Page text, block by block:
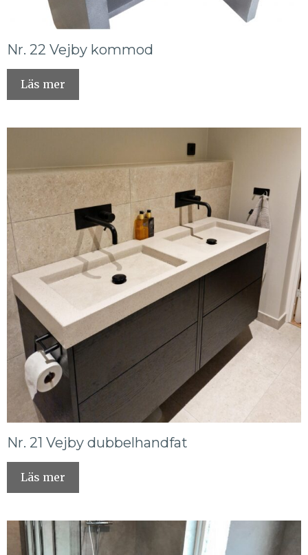
Nr. 22 Vejby kommod
Läs mer
Nr. 21 Vejby dubbelhandfat
Läs mer